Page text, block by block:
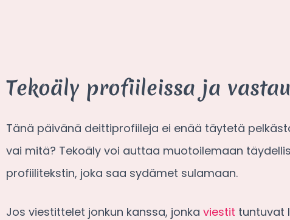
Tekoäly profiileissa ja
Tänä päivänä deittiprofiileja ei enää täytetä
vai mitä? Tekoäly voi auttaa muotoilemaan
profiilitekstin, joka saa sydämet sulamaan.
Jos viestittelet jonkun kanssa, jonka viestit tuntuvat